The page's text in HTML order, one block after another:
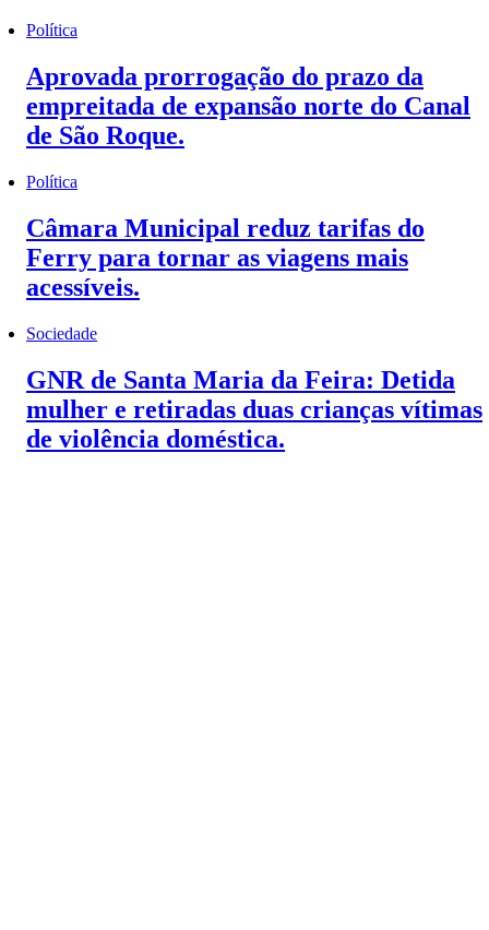
Política
Aprovada prorrogação do prazo da
empreitada de expansão norte do Canal
de São Roque.
Política
Câmara Municipal reduz tarifas do
Ferry para tornar as viagens mais
acessíveis.
Sociedade
GNR de Santa Maria da Feira: Detida
mulher e retiradas duas crianças vítimas
de violência doméstica.